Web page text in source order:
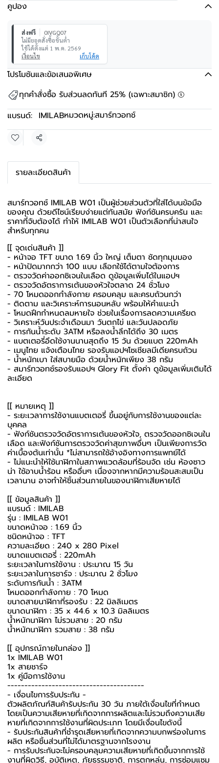
คูปอง
ส่งฟรี
0IVGQ07
ไม่มียอดสั่งซื้อขั้นต่ำ
ใช้ได้ตั้งแต่ 1 พ.ค. 2569
เงื่อนไข
เก็บโค้ด
โปรโมชันและข้อเสนอพิเศษ
ทุกคำสั่งซื้อ รับส่วนลดทันที 25% (เฉพาะสมาชิก)
แบรนด์: IMILABหมวดหมู่:สมาร์ทวอทช์
แชร์
รายละเอียดสินค้า
สมาร์ทวอทช์ IMILAB W01 เป็นผู้ช่วยส่วนตัวที่ใส่ได้บนข้อมือ
ของคุณ ด้วยดีไซน์เรียบง่ายแต่ทันสมัย ฟังก์ชันครบครัน และ
ราคาที่จับต้องได้ ทำให้ IMILAB W01 เป็นตัวเลือกที่น่าสนใจ
สำหรับทุกคน
[[ จุดเด่นสินค้า ]]
- หน้าจอ TFT ขนาด 1.69 นิ้ว ใหญ่ เต็มตา ชัดทุกมุมมอง
- หน้าปัดมากกว่า 100 แบบ เลือกใช้ได้ตามใจต้องการ
- ตรวจวัดค่าออกซิเจนในเลือด ดูข้อมูลเพิ่มได้ในแอปฯ
- ตรวจวัดอัตราการเต้นของหัวใจตลาด 24 ชั่วโมง
- 70 โหมดออกกำลังกาย ครอบคลุม และครบถ้วนกว่า
- ติดตาม และวิเคราะห์การนอนหลับ พร้อมให้คำแนะนำ
- โหมดฝึกกำหนดลมหายใจ ช่วยในเรื่องการลดความเครียด
- วิเคราะห์วันประจำเดือนมา วันตกไข่ และวันปลอดภัย
- การกันน้ำระดับ 3ATM หรือลงน้ำลึกได้ถึง 30 เมตร
- แบตเตอรี่อึดใช้งานนานสุดถึง 15 วัน ด้วยแบต 220mAh
- เมนูไทย แจ้งเตือนไทย รองรับแอปฯโซเชียลมีเดียครบถ้วน
- น้ำหนักเบา ใส่สบายมือ ด้วยน้ำหนักเพียง 38 กรัม
- สมาร์ทวอทช์รองรับแอปฯ Glory Fit ตั้งค่า ดูข้อมูลเพิ่มเติมได้
ละเอียด
[[ หมายเหตุ ]]
- ระยะเวลาการใช้งานแบตเตอรี่ ขึ้นอยู่กับการใช้งานของแต่ละ
บุคคล
- ฟังก์ชันตรวจวัดอัตราการเต้นของหัวใจ, ตรวจวัดออกซิเจนใน
เลือด และฟังก์ชันการตรวจวัดค่าสุขภาพอื่นๆ เป็นเพียงการวัด
ค่าเบื้องต้นเท่านั้น *ไม่สามารถใช้อ้างอิงทางการแพทย์ได้
- ไม่แนะนำให้ใช้นาฬิกาในสภาพแวดล้อมที่ร้อนจัด เช่น ห้องซาว
น่า ใช้อาบน้ำร้อน หรืออื่นๆ เนื่องจากหากมีความร้อนสะสมเป็น
เวลานาน อาจทำให้ชิ้นส่วนภายในของนาฬิกาเสียหายได้
[[ ข้อมูลสินค้า ]]
แบรนด์ : IMILAB
รุ่น : IMILAB W01
ขนาดหน้าจอ : 1.69 นิ้ว
ชนิดหน้าจอ : TFT
ความละเอียด : 240 x 280 Pixel
ขนาดแบตเตอรี่ : 220mAh
ระยะเวลาในการใช้งาน : ประมาณ 15 วัน
ระยะเวลาในการชาร์จ : ประมาณ 2 ชั่วโมง
ระดับการกันน้ำ : 3ATM
โหมดออกกำลังกาย : 70 โหมด
ขนาดสายนาฬิกาที่รองรับ : 22 มิลลิเมตร
ขนาดนาฬิกา : 35 x 44.6 x 10.3 มิลลิเมตร
น้ำหนักนาฬิกา ไม่รวมสาย : 20 กรัม
น้ำหนักนาฬิกา รวมสาย : 38 กรัม
[[ อุปกรณ์ภายในกล่อง ]]
1x IMILAB W01
1x สายชาร์จ
1x คู่มือการใช้งาน
----------------------------------------
-️ เงื่อนไขการรับประกัน -️
ตัวผลิตภัณฑ์สินค้ารับประกัน 30 วัน ภายใต้เงื่อนไขที่กำหนด
โดยเป็นความเสียหายที่เกิดจากการผลิตและไม่รวมถึงความเสีย
หายที่เกิดจากการใช้งานที่ผิดประเภท โดยมีเงื่อนไขดังนี้
- รับประกันสินค้าที่ชำรุดเสียหายที่เกิดจากความบกพร่องในการ
ผลิต หรือชิ้นส่วนที่ไม่ได้มาตรฐานจากโรงงาน
- การรับประกันจะไม่ครอบคลุมความเสียหายที่เกิดขึ้นจากการใช้
งานที่ผิดวิธี, อุบัติเหตุ, ภัยธรรมชาติ, การตกหล่น, การซ่อมแซม